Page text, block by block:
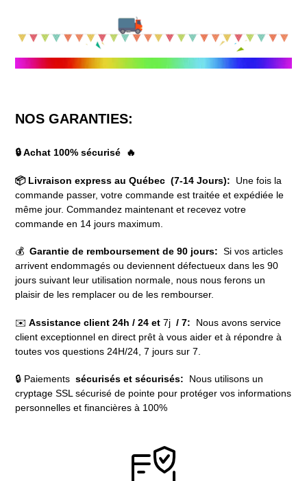
NOS GARANTIES:
🔒 Achat 100% sécurisé 🔥
📦 Livraison express au Québec (7-14 Jours):
Une fois la
commande passer, votre commande est traitée et expédiée le
même jour. Commandez maintenant et recevez votre
commande en 14 jours maximum.
💰 Garantie de remboursement de 90 jours: Si vos articles
arrivent endommagés ou deviennent défectueux dans les 90
jours suivant leur utilisation normale, nous nous ferons un
plaisir de les remplacer ou de les rembourser.
✉️ Assistance client 24h / 24 et 7j / 7:
Nous avons service
client exceptionnel en direct prêt à vous aider et à répondre à
toutes vos questions 24H/24, 7 jours sur 7.
🔒 Paiements sécurisés et sécurisés: Nous utilisons un
cryptage SSL sécurisé de pointe pour protéger vos informations
personnelles et financières à 100%